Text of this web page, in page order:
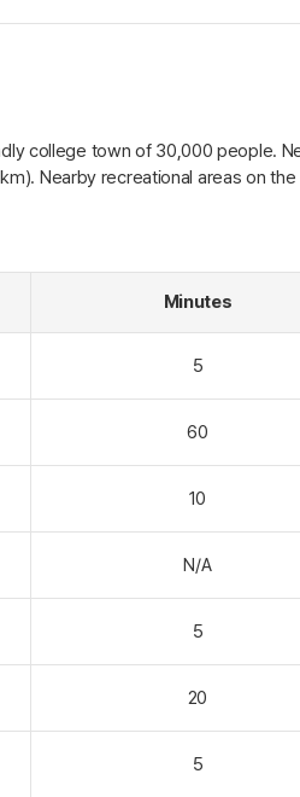
college town of 30,000 people.
Nearby recreational areas on
Minutes
5
60
10
N/A
5
20
5